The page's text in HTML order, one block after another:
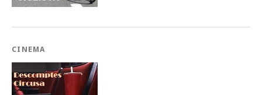
CINEMA